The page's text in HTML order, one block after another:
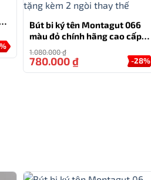
Bút bi ký tên Montagut 066
màu đỏ chính hãng cao cấp
1.080.000₫
-28%
780.000₫